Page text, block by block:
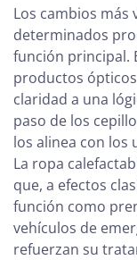
Los cambios
determinados
función principal.
productos
claridad a una
paso de los
los alinea con los
La ropa
que, a efectos
función como
vehículos de
refuerzan su